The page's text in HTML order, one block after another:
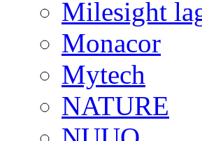
Milesight
Monacor
Mytech
NATURE